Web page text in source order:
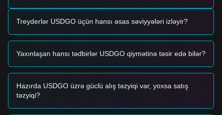
Ticarət siqnalları
Mövcud texniki struktur və bazar impulsu əsasında
aşağıdakı istinad strategiyaları təqdim olunur:
• Əgər USDGO qiyməti$0.9980 - $0.9990dəstək
dəyərin stabil saxlanmasına can atanlar üçün bu, aşağı riskli
giriş ola bilər.
• Əgər USDGO
səviyyəsindən əhəmiyyətli həcmdə
Treyderlər USDGO üçün hansı əsas səviyyələri izləyir?
Yaxınlaşan hansı tədbirlər USDGO qiymətinə təsir edə bilər?
Hazırda USDGO üzrə güclü alış təzyiqi var, yoxsa satış
təzyiqi?